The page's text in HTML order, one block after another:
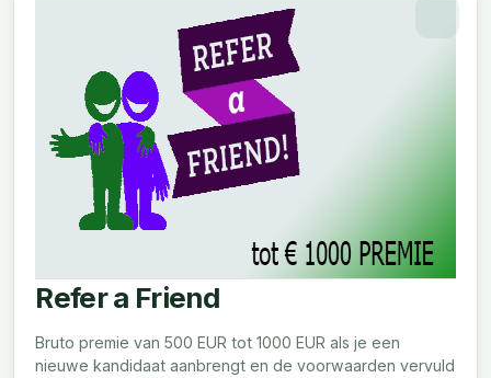
Refer a Friend
Bruto premie van 500 EUR tot 1000 EUR als je een
nieuwe kandidaat aanbrengt en de voorwaarden vervuld